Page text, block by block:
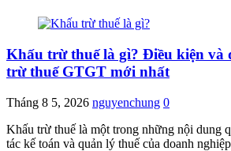
Khấu trừ thuế là gì? Điều kiện và
trừ thuế GTGT mới nhất
Tháng 8 5, 2026 nguyenchung 0
Khấu trừ thuế là một trong những nội dung
tác kế toán và quản lý thuế của doanh